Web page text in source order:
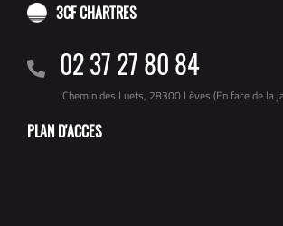
3CF CHARTRES
02 37 27 80 84
Chemin des Luets, 28300 Lèves (En face de la
PLAN D'ACCES